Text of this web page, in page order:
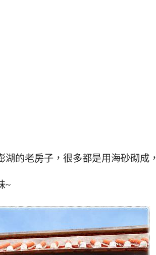
湖的老房子，很多都是用海砂砌成，
~